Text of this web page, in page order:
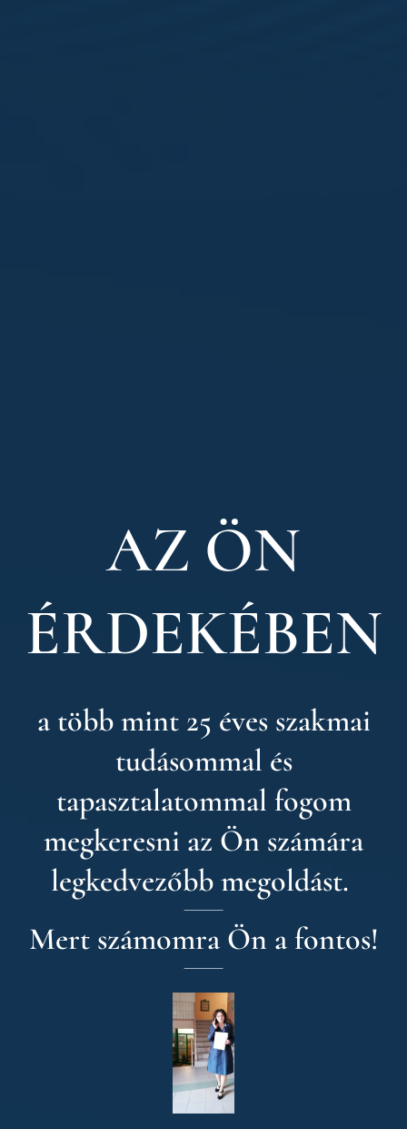
AZ ÖN
ÉRDEKÉBEN
a több mint 25 éves szakmai
tudásommal és
tapasztalatommal fogom
megkeresni az Ön számára
legkedvezőbb megoldást.
Mert számomra Ön a fontos!